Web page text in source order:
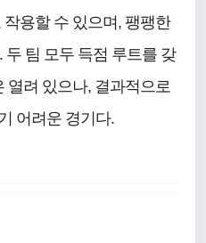
용할 수 있으며, 팽팽한
팀 모두 득점 루트를 갖
열려 있으나, 결과적으로
어려운 경기다.